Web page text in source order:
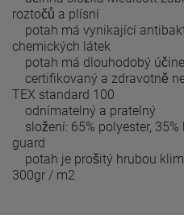
roztočů a plísní
potah má vynikající
chemických látek
potah má dlouhodobý
certifikovaný a zdravotně
TEX standard 100
odnímatelný a pratelný
složení: 65% polyester,
guard
potah je prošitý hrubou
300gr / m2